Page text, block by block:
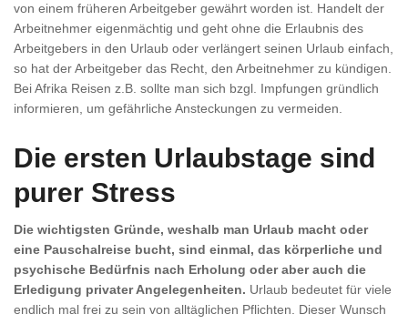
von einem früheren Arbeitgeber gewährt worden ist. Handelt der
Arbeitnehmer eigenmächtig und geht ohne die Erlaubnis des
Arbeitgebers in den Urlaub oder verlängert seinen Urlaub einfach,
so hat der Arbeitgeber das Recht, den Arbeitnehmer zu kündigen.
Bei Afrika Reisen z.B. sollte man sich bzgl. Impfungen gründlich
informieren, um gefährliche Ansteckungen zu vermeiden.
Die ersten Urlaubstage sind
purer Stress
Die wichtigsten Gründe, weshalb man Urlaub macht oder
eine Pauschalreise bucht, sind einmal, das körperliche und
psychische Bedürfnis nach Erholung oder aber auch die
Erledigung privater Angelegenheiten. Urlaub bedeutet für viele
endlich mal frei zu sein von alltäglichen Pflichten. Dieser Wunsch